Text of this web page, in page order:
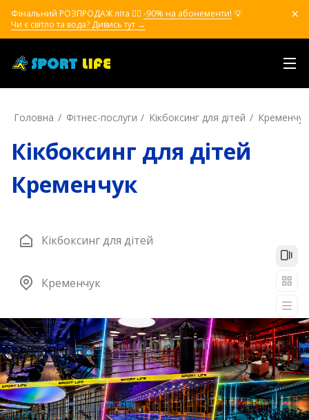
Фінальний РОЗПРОДАЖ літа ❤️‍🔥 -90% на абонементи! 💡
Чи є світло та вода? Дивись тут →
Головна Фітнес-послуги Кікбоксинг для дітей Кременчук
Кікбоксинг для дітей
Кременчук
Кікбоксинг для дітей
Кременчук